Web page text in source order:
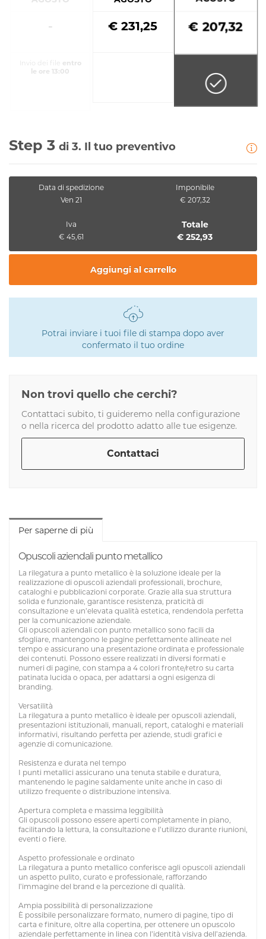
-
Invio dei file entro
le ore 13:00
€ 231,25 € 207,32
Step 3 di 3. Il tuo preventivo
Data di spedizione
Ven 21
Imponibile
€ 207,32
Iva
€ 45,61
Totale
€ 252,93
Aggiungi al carrello
Potrai inviare i tuoi file di stampa dopo aver
confermato il tuo ordine
Non trovi quello che cerchi?
Contattaci subito, ti guideremo nella configurazione
o nella ricerca del prodotto adatto alle tue esigenze.
Contattaci
Per saperne di più
Opuscoli aziendali punto metallico
La rilegatura a punto metallico è la soluzione ideale per la
realizzazione di opuscoli aziendali professionali, brochure,
cataloghi e pubblicazioni corporate. Grazie alla sua struttura
solida e funzionale, garantisce resistenza, praticità di
consultazione e un’elevata qualità estetica, rendendola perfetta
per la comunicazione aziendale.
Gli opuscoli aziendali con punto metallico sono facili da
sfogliare, mantengono le pagine perfettamente allineate nel
tempo e assicurano una presentazione ordinata e professionale
dei contenuti. Possono essere realizzati in diversi formati e
numeri di pagine, con stampa a 4 colori fronte/retro su carta
patinata lucida o opaca, per adattarsi a ogni esigenza di
branding.
Versatilità
La rilegatura a punto metallico è ideale per opuscoli aziendali,
presentazioni istituzionali, manuali, report, cataloghi e materiali
informativi, risultando perfetta per aziende, studi grafici e
agenzie di comunicazione.
Resistenza e durata nel tempo
I punti metallici assicurano una tenuta stabile e duratura,
mantenendo le pagine saldamente unite anche in caso di
utilizzo frequente o distribuzione intensiva.
Apertura completa e massima leggibilità
Gli opuscoli possono essere aperti completamente in piano,
facilitando la lettura, la consultazione e l’utilizzo durante riunioni,
eventi o fiere.
Aspetto professionale e ordinato
La rilegatura a punto metallico conferisce agli opuscoli aziendali
un aspetto pulito, curato e professionale, rafforzando
l’immagine del brand e la percezione di qualità.
Ampia possibilità di personalizzazione
È possibile personalizzare formato, numero di pagine, tipo di
carta e finiture, oltre alla copertina, per ottenere un opuscolo
aziendale perfettamente in linea con l’identità visiva dell’azienda.